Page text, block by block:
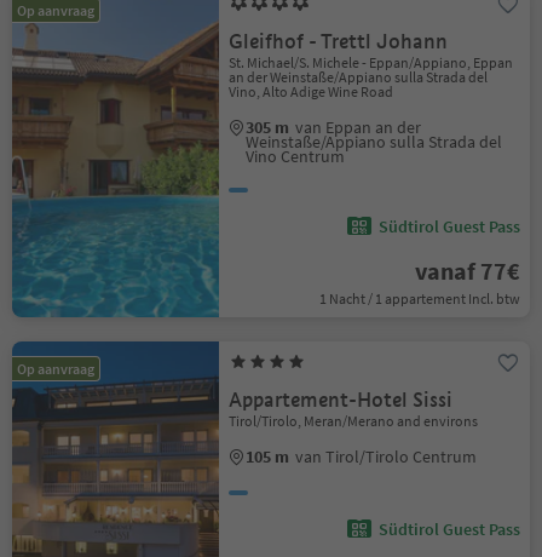
Op aanvraag
Gleifhof - Trettl Johann
St. Michael/S. Michele - Eppan/Appiano, Eppan
an der Weinstaße/Appiano sulla Strada del
Vino, Alto Adige Wine Road
305 m van Eppan an der
Weinstaße/Appiano sulla Strada del
Vino Centrum
Südtirol Guest Pass
vanaf 77€
1 Nacht / 1 appartement Incl. btw
Op aanvraag
Appartement-Hotel Sissi
Tirol/Tirolo, Meran/Merano and environs
105 m van Tirol/Tirolo Centrum
Südtirol Guest Pass